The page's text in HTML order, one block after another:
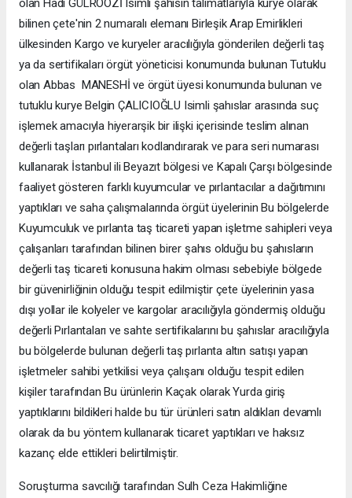
olan Hadi GÜLROOZİ Isimli şahısın talimatlarıyla kurye olarak
bilinen çete'nin 2 numaralı elemanı Birleşik Arap Emirlikleri
ülkesinden Kargo ve kuryeler aracılığıyla gönderilen değerli taş
ya da sertifikaları örgüt yöneticisi konumunda bulunan Tutuklu
olan Abbas MANESHİ ve örgüt üyesi konumunda bulunan ve
tutuklu kurye Belgin ÇALICIOĞLU Isimli şahıslar arasında suç
işlemek amacıyla hiyerarşik bir ilişki içerisinde teslim alınan
değerli taşları pırlantaları kodlandırarak ve para seri numarası
kullanarak İstanbul ili Beyazıt bölgesi ve Kapalı Çarşı bölgesinde
faaliyet gösteren farklı kuyumcular ve pırlantacılar a dağıtımını
yaptıkları ve saha çalışmalarında örgüt üyelerinin Bu bölgelerde
Kuyumculuk ve pırlanta taş ticareti yapan işletme sahipleri veya
çalışanları tarafından bilinen birer şahıs olduğu bu şahısların
değerli taş ticareti konusuna hakim olması sebebiyle bölgede
bir güvenirliğinin olduğu tespit edilmiştir çete üyelerinin yasa
dışı yollar ile kolyeler ve kargolar aracılığıyla göndermiş olduğu
değerli Pırlantaları ve sahte sertifikalarını bu şahıslar aracılığıyla
bu bölgelerde bulunan değerli taş pırlanta altın satışı yapan
işletmeler sahibi yetkilisi veya çalışanı olduğu tespit edilen
kişiler tarafından Bu ürünlerin Kaçak olarak Yurda giriş
yaptıklarını bildikleri halde bu tür ürünleri satın aldıkları devamlı
olarak da bu yöntem kullanarak ticaret yaptıkları ve haksız
kazanç elde ettikleri belirtilmiştir.
Soruşturma savcılığı tarafından Sulh Ceza Hakimliğine